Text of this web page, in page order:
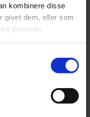
kombinere disse
givet dem, eller som
tjenester.
selvom de kun er
så udgør sundhed
er bestemt også et